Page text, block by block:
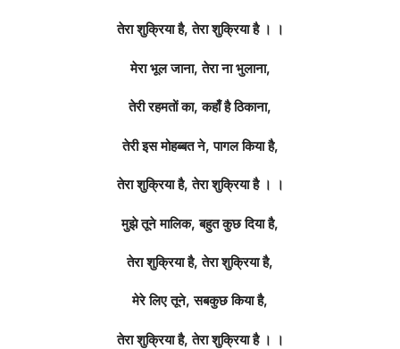
तेरा शुक्रिया है, तेरा शुक्रिया है । ।
मेरा भूल जाना, तेरा ना भुलाना,
तेरी रहमतों का, कहाँ है ठिकाना,
तेरी इस मोहब्बत ने, पागल किया है,
तेरा शुक्रिया है, तेरा शुक्रिया है । ।
मुझे तूने मालिक, बहुत कुछ दिया है,
तेरा शुक्रिया है, तेरा शुक्रिया है,
मेरे लिए तूने, सबकुछ किया है,
तेरा शुक्रिया है, तेरा शुक्रिया है । ।